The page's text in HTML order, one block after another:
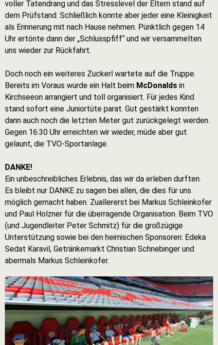
voller Tatendrang und das Stresslevel der Eltern stand auf
dem Prüfstand. Schließlich konnte aber jeder eine Kleinigkeit
als Erinnerung mit nach Hause nehmen. Pünktlich gegen 14
Uhr ertönte dann der „Schlusspfiff“ und wir versammelten
uns wieder zur Rückfahrt.
Doch noch ein weiteres Zuckerl wartete auf die Truppe.
Bereits im Voraus wurde ein Halt beim McDonalds in
Kirchseeon arrangiert und toll organisiert. Für jedes Kind
stand sofort eine Juniortüte parat. Gut gestärkt konnten
dann auch noch die letzten Meter gut zurückgelegt werden.
Gegen 16:30 Uhr erreichten wir wieder, müde aber gut
gelaunt, die TVO-Sportanlage.
DANKE!
Ein unbeschreibliches Erlebnis, das wir da erleben durften.
Es bleibt nur DANKE zu sagen bei allen, die dies für uns
möglich gemacht haben. Zuallererst bei Markus Schleinkofer
und Paul Holzner für die überragende Organisation. Beim TVO
(und Jugendleiter Peter Schmitz) für die großzügige
Unterstützung sowie bei den heimischen Sponsoren: Edeka
Sedat Karavil, Getränkemarkt Christian Schnebinger und
abermals Markus Schleinkofer.